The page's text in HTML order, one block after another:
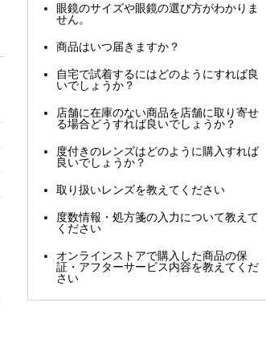
眼鏡のサイズや眼鏡の選び方がわかりま
せん。
商品はいつ届きますか？
自宅で試着するにはどのようにすれば良
いでしょうか？
店舗に在庫のない商品を店舗に取り寄せ
る場合どうすれば良いでしょうか？
度付きのレンズはどのように購入すれば
良いでしょうか？
取り扱いレンズを教えてください
度数情報・処方箋の入力について教えて
ください
オンラインストアで購入した商品の保
証・アフターサービス内容を教えてくだ
さい